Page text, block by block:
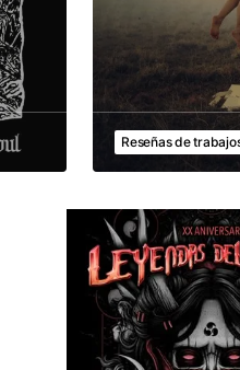
Reseñas de